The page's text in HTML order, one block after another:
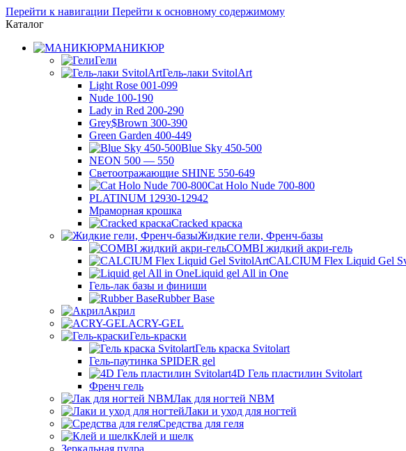
Перейти к навигации Перейти к основному содержимому
Каталог
МАНИКЮР
Гели
Гель-лаки SvitolArt
Light Rose 001-099
Nude 100-190
Lady in Red 200-290
Grey$Brown 300-390
Green Garden 400-449
Blue Sky 450-500
NEON 500 — 550
Светоотражающие SHINE 550-649
Cat Holo Nude 700-800
PLATINUM 12930-12942
Мраморная крошка
Cracked краска
Жидкие гели, Френч-базы
COMBI жидкий акри-гель
CALCIUM Flex Liquid Gel
Liquid gel All in One
Гель-лак базы и финиши
Rubber Base
Акрил
ACRY-GEL
Гель-краски
Гель краска Svitolart
Гель-паутинка SPIDER gel
4D Гель пластилин Svitolart
Френч гель
Лак для ногтей NBM
Лаки и уход для ногтей
Средства для геля
Клей и шелк
Зеркальная пудра